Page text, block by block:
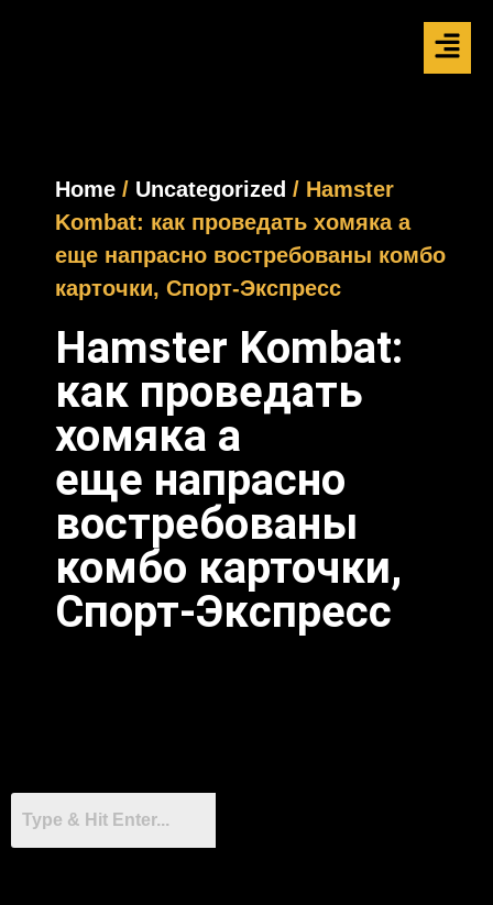
Home / Uncategorized / Hamster
Kombat: как проведать хомяка а
еще напрасно востребованы комбо
карточки, Спорт-Экспресс
Hamster Kombat:
как проведать
хомяка а
еще напрасно
востребованы
комбо карточки,
Спорт-Экспресс